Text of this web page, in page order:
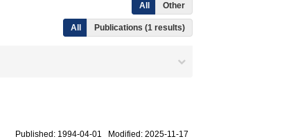
All Other
All Publications (1 results)
Published: 1994-04-01 Modified: 2025-11-17